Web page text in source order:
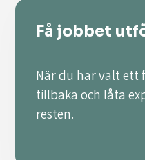
Få jobbet
När du har valt ett
tillbaka och låta
resten.